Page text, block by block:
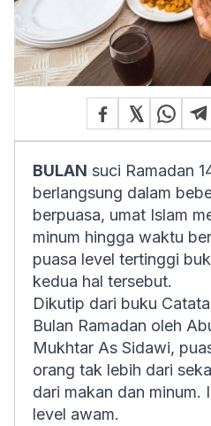
BULAN suci Ramadan
berlangsung dalam
berpuasa, umat Islam
minum hingga waktu
puasa level tertinggi
kedua hal tersebut.
Dikutip dari buku
Bulan Ramadan oleh
Mukhtar As Sidawi,
orang tak lebih dari
dari makan dan minum.
level awam.